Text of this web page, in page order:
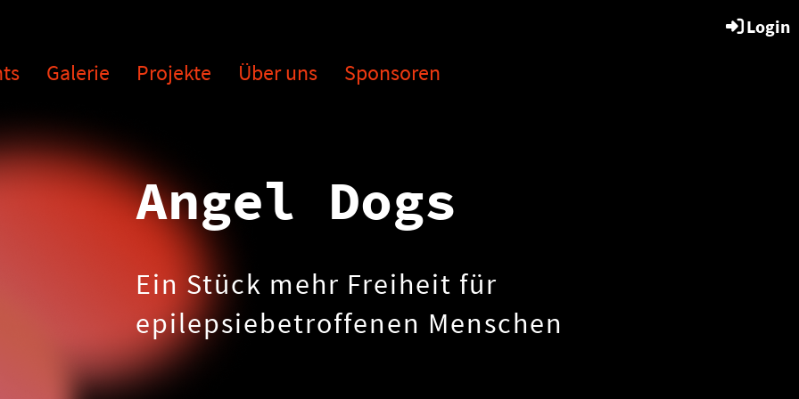
Login
Galerie Projekte Über uns Sponsoren
Angel Dogs
Ein Stück mehr Freiheit für
epilepsiebetroffenen Menschen